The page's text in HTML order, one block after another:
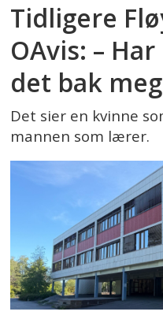
Tidligere
OAvis: –
det bak meg
Det sier en kvinne
mannen som lærer.